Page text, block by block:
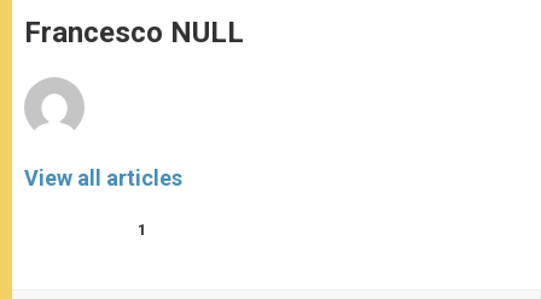
p
p
g
e
o
k
r
Francesco NULL
View all articles
1